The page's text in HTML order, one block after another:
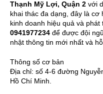
Thạnh Mỹ Lợi, Quận 2 với
khai thác đa dạng, đây là cơ
kinh doanh hiệu quả và
0941977234 để được đội
nhật thông tin mới nhất và
Thông số cơ bản
Địa chỉ: số 4-6 đường
Hồ Chí Minh.